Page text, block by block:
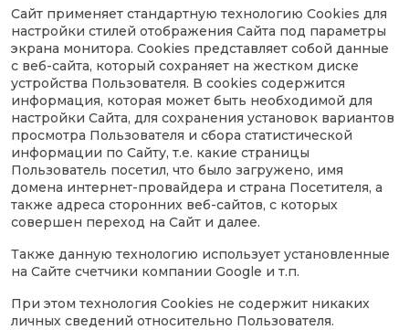
Сайт применяет стандартную технологию Cookies для
настройки стилей отображения Сайта под параметры
экрана монитора. Cookies представляет собой данные
с веб-сайта, который сохраняет на жестком диске
устройства Пользователя. В cookies содержится
информация, которая может быть необходимой для
настройки Сайта, для сохранения установок вариантов
просмотра Пользователя и сбора статистической
информации по Сайту, т.е. какие страницы
Пользователь посетил, что было загружено, имя
домена интернет-провайдера и страна Посетителя, а
также адреса сторонних веб-сайтов, с которых
совершен переход на Сайт и далее.
Также данную технологию использует установленные
на Сайте счетчики компании Google и т.п.
При этом технология Cookies не содержит никаких
личных сведений относительно Пользователя.